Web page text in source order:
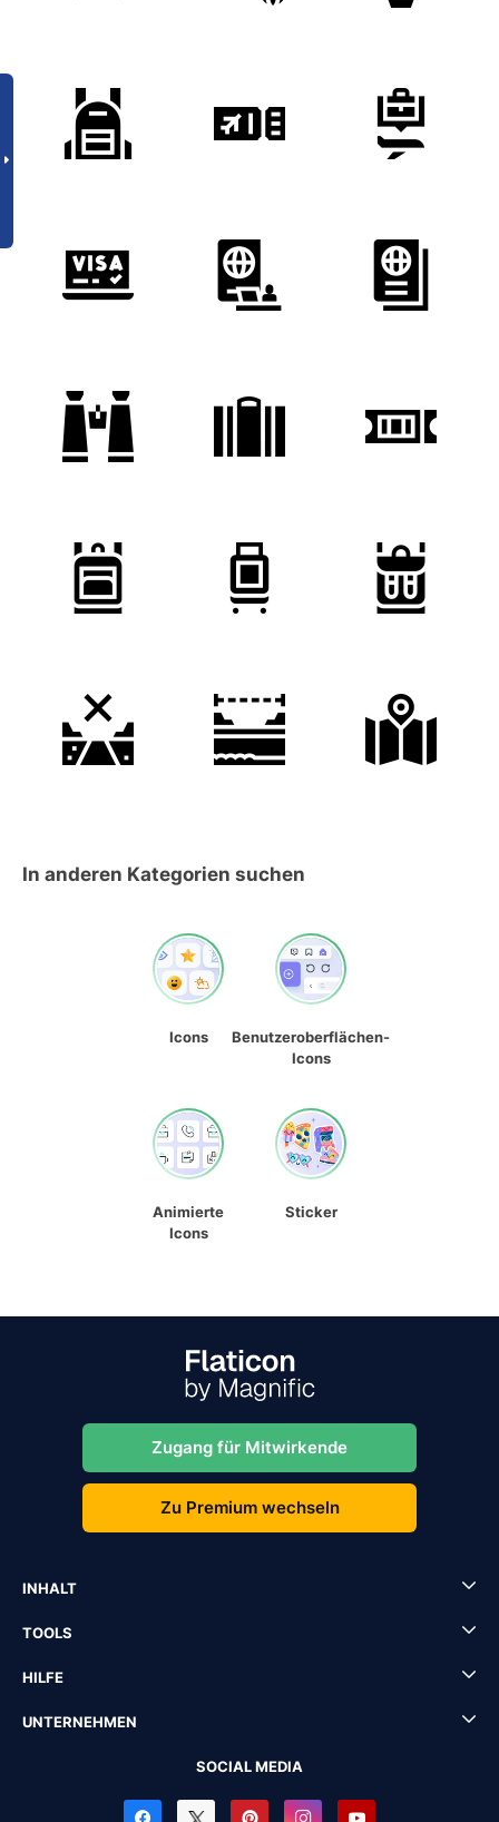
In anderen Kategorien suchen
Icons
Benutzeroberflächen-
Icons
Animierte
Icons
Sticker
Zugang für Mitwirkende
Zu Premium wechseln
INHALT
TOOLS
HILFE
UNTERNEHMEN
SOCIAL MEDIA